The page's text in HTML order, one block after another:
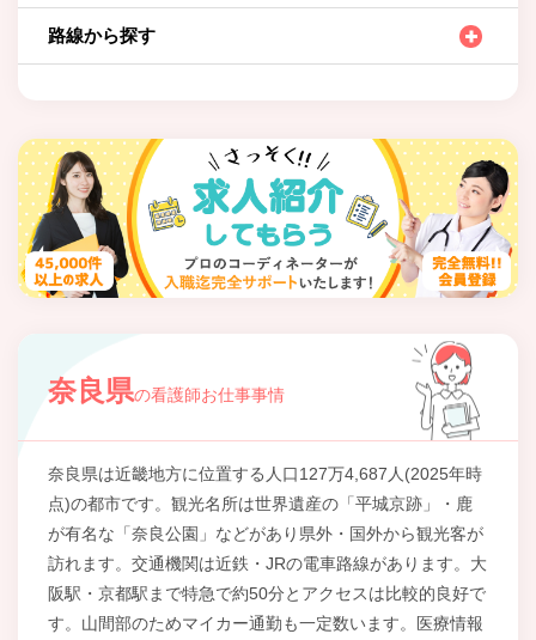
路線から探す
奈良県の看護師お仕事事情
奈良県は近畿地方に位置する人口127万4,687人(2025年時
点)の都市です。観光名所は世界遺産の「平城京跡」・鹿
が有名な「奈良公園」などがあり県外・国外から観光客が
訪れます。交通機関は近鉄・JRの電車路線があります。大
阪駅・京都駅まで特急で約50分とアクセスは比較的良好で
す。山間部のためマイカー通勤も一定数います。医療情報